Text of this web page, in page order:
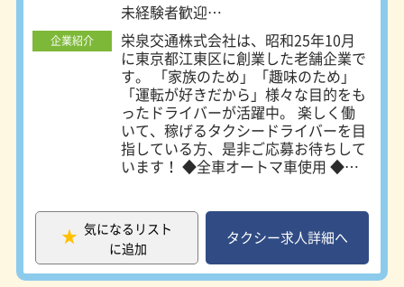
未経験者歓迎
高卒歓迎、第二新卒歓迎
既卒歓迎、U・Iターン歓迎
学歴／前職の業界／経験一切不問
20代／30代／40代／50代／60代活躍
中
ハローワークでお仕事探しの方歓迎
ミドル・中高年・シニア活躍
企業紹介
栄泉交通株式会社は、昭和25年10月
に東京都江東区に創業した老舗企業で
す。 「家族のため」「趣味のため」
「運転が好きだから」様々な目的をも
ったドライバーが活躍中。 楽しく働
いて、稼げるタクシードライバーを目
指している方、是非ご応募お待ちして
います！ ◆全車オートマ車使用 ◆未
フ・ボウリング・フットサル・釣り)
◆キャリアパス制度あり 【幹部候補
としてのキャリア例】 ▼乗務員とし
てキャリアスタート ▼3年程勤務後、
気になるリスト
に追加
タクシー求人詳細へ